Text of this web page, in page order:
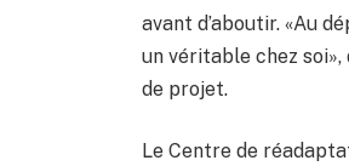
avant d’aboutir. «Au
un véritable chez
de projet.
Le Centre de